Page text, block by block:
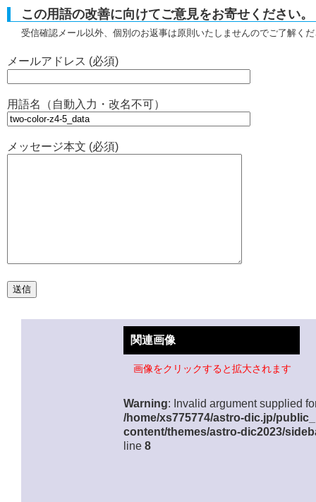
この用語の改善に向けてご意見をお寄せください。
受信確認メール以外、個別のお返事は原則いたしませんのでご了解く
メールアドレス (必須)
用語名（自動入力・改名不可）
メッセージ本文 (必須)
関連画像
画像をクリックすると拡大されます
Warning: Invalid argument supplied
/home/xs775774/astro-dic.jp/
content/themes/astro-dic2023/
line 8